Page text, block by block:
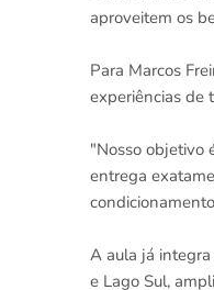
aproveitem os
Para Marcos
experiências de
"Nosso objetivo
entrega
A aula já
e Lago Sul,